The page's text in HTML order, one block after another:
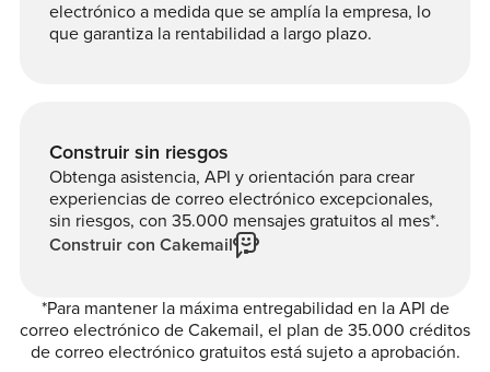
electrónico a medida que se amplía la empresa, lo
que garantiza la rentabilidad a largo plazo.
Construir sin riesgos
Obtenga asistencia, API y orientación para crear
experiencias de correo electrónico excepcionales,
sin riesgos, con 35.000 mensajes gratuitos al mes*.
Construir con Cakemail
*Para mantener la máxima entregabilidad en la API de
correo electrónico de Cakemail, el plan de 35.000 créditos
de correo electrónico gratuitos está sujeto a aprobación.